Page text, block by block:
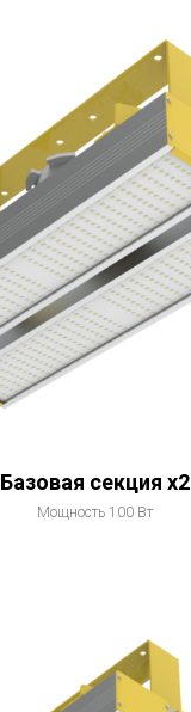
Базовая секция x2
Мощность 100 Вт